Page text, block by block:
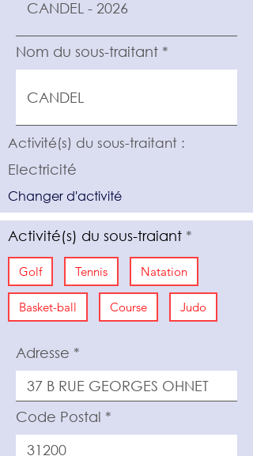
Nom du sous-traitant
Activité(s) du sous-traitant :
Electricité
Changer d'activité
Activité(s) du sous-traiant
Golf Tennis Natation
Basket-ball Course Judo
Adresse
Code Postal